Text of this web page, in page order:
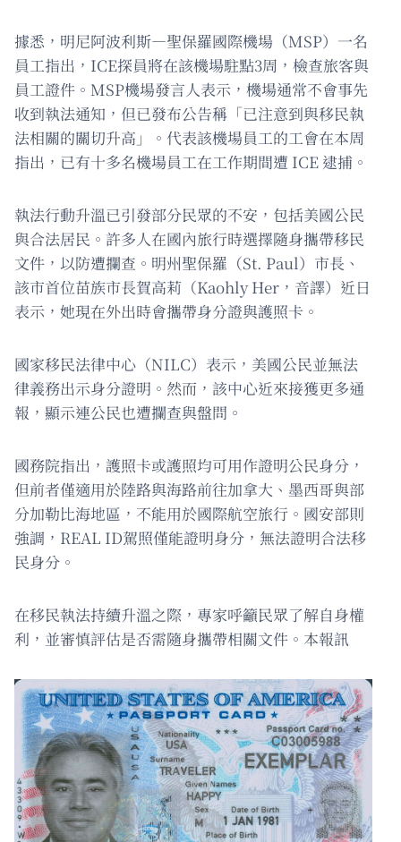
據悉，明尼阿波利斯—聖保羅國際機場（MSP）一名
員工指出，ICE探員將在該機場駐點3周，檢查旅客與
員工證件。MSP機場發言人表示，機場通常不會事先
收到執法通知，但已發布公告稱「已注意到與移民執
法相關的關切升高」。代表該機場員工的工會在本周
指出，已有十多名機場員工在工作期間遭 ICE 逮捕。
執法行動升溫已引發部分民眾的不安，包括美國公民
與合法居民。許多人在國內旅行時選擇隨身攜帶移民
文件，以防遭攔查。明州聖保羅（St. Paul）市長、
該市首位苗族市長賀高莉（Kaohly Her，音譯）近日
表示，她現在外出時會攜帶身分證與護照卡。
國家移民法律中心（NILC）表示，美國公民並無法
律義務出示身分證明。然而，該中心近來接獲更多通
報，顯示連公民也遭攔查與盤問。
國務院指出，護照卡或護照均可用作證明公民身分，
但前者僅適用於陸路與海路前往加拿大、墨西哥與部
分加勒比海地區，不能用於國際航空旅行。國安部則
強調，REAL ID駕照僅能證明身分，無法證明合法移
民身分。
在移民執法持續升溫之際，專家呼籲民眾了解自身權
利，並審慎評估是否需隨身攜帶相關文件。本報訊